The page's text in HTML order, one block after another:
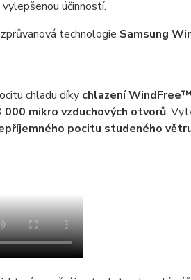
vylepšenou účinností.
technologie Samsung
chladu díky chlazení WindFree™
000 mikro vzduchových otvorů.
pocitu studeného